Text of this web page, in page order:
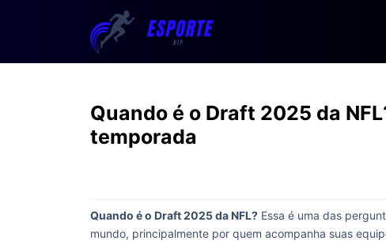
Quando é o Draft 2025 da
temporada
Quando é o Draft 2025 da NFL? Essa é uma das
mundo, principalmente por quem acompanha suas